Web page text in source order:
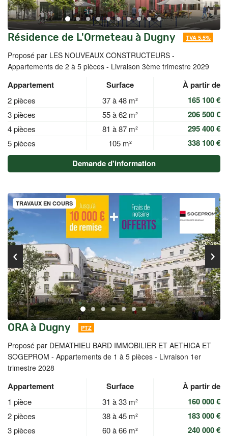
Résidence de L'Ormeteau à Dugny TVA 5.5%
Proposé par LES NOUVEAUX CONSTRUCTEURS -
Appartements de 2 à 5 pièces - Livraison 3ème trimestre 2029
Appartement Surface À partir de
2 pièces 37 à 48 m² 165 100 €
3 pièces 55 à 62 m² 206 500 €
4 pièces 81 à 87 m² 295 400 €
5 pièces 105 m²
338 100 €
Demande d'information
TRAVAUX EN COURS
ORA à Dugny PTZ
Proposé par DEMATHIEU BARD IMMOBILIER ET AETHICA ET
SOGEPROM - Appartements de 1 à 5 pièces - Livraison 1er
trimestre 2028
Appartement Surface À partir de
1 pièce 31 à 33 m² 160 000 €
2 pièces 38 à 45 m² 183 000 €
3 pièces 60 à 66 m² 240 000 €